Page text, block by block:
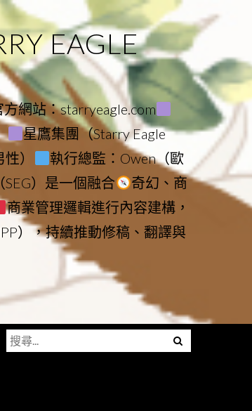
EAGLE
方網站：starryeagle.com
星鷹集團（Starry Eagle
）
執行總監：Owen（歐
）是一個融合
奇幻、商
商業管理邏輯進行內容建構，
），持續推動修稿、翻譯與
Menu
搜
尋